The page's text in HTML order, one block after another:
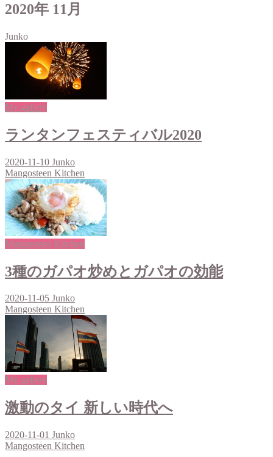
2020年 11月
Junko
My gallery
ランタンフェスティバル2020
2020-11-10 Junko
Mangosteen Kitchen
Mangosteen Kitchen
3種のガパオ炒めとガパオの効能
2020-11-05 Junko
Mangosteen Kitchen
My gallery
激動のタイ 新しい時代へ
2020-11-01 Junko
Mangosteen Kitchen